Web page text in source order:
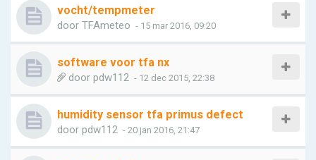
vocht/tempmeter
door TFAmeteo - 15 mar 2016, 09:20
software voor tfa nx
door pdw112 - 12 dec 2015, 22:38
humidity sensor tfa primus defect
door pdw112 - 20 jan 2016, 21:47